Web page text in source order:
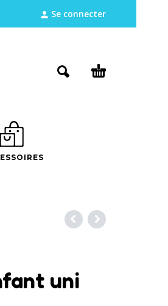
Se connecter
uni